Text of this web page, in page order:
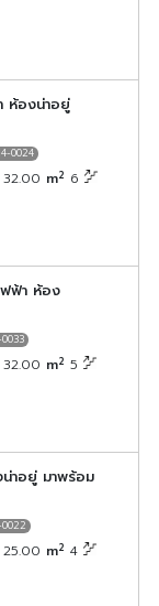
ห้องน่าอยู่
0024
m2 6
ฟฟ้า ห้อง
0033
m2 5
น่าอยู่ มาพร้อม
0022
m2 4